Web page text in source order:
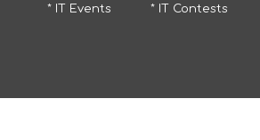
* IT Events * IT Contests